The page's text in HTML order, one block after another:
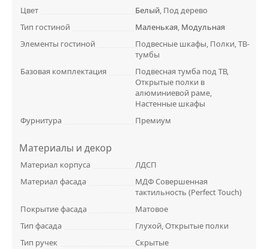
Цвет
Белый, Под дерево
Тип гостиной
Маленькая, Модульная
Элементы гостиной
Подвесные шкафы, Полки, ТВ-
тумбы
Базовая комплектация
Подвесная тумба под ТВ,
Открытые полки в
алюминиевой раме,
Настенные шкафы
Фурнитура
Премиум
Материалы и декор
Материал корпуса
ЛДСП
Материал фасада
МДФ Совершенная
тактильность (Perfect Touch)
Покрытие фасада
Матовое
Тип фасада
Глухой, Открытые полки
Тип ручек
Скрытые